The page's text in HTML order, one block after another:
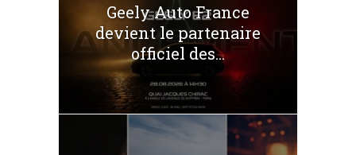
Geely Auto France
devient le partenaire
officiel des...